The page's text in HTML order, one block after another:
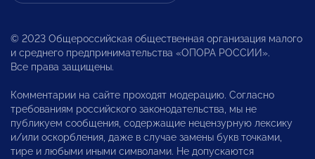
© 2023 Общероссийская общественная организация малого
и среднего предпринимательства «ОПОРА РОССИИ».
Все права защищены.
Комментарии на сайте проходят модерацию. Согласно
требованиям российского законодательства, мы не
публикуем сообщения, содержащие нецензурную лексику
и/или оскорбления, даже в случае замены букв точками,
тире и любыми иными символами. Не допускаются